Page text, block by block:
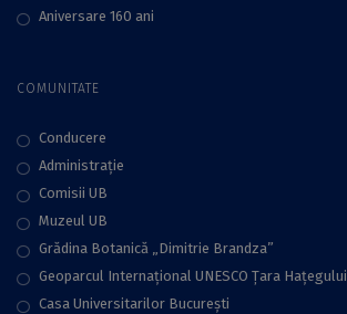
Aniversare 160 ani
COMUNITATE
Conducere
Administraţie
Comisii UB
Muzeul UB
Grădina Botanică „Dimitrie Brandza”
Geoparcul Internațional UNESCO Țara Hațegului
Casa Universitarilor București